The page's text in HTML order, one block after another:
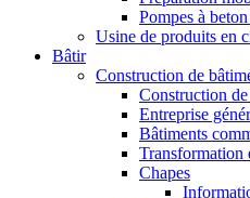
Pompes à
Usine de produits en
Bâtir
Construction de
Construction
Entreprise
Bâtiments
Transformation
Chapes